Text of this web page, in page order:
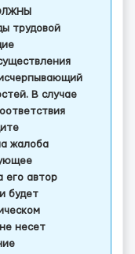
трудовой
В случае
жалоба
его автор
будет
несет